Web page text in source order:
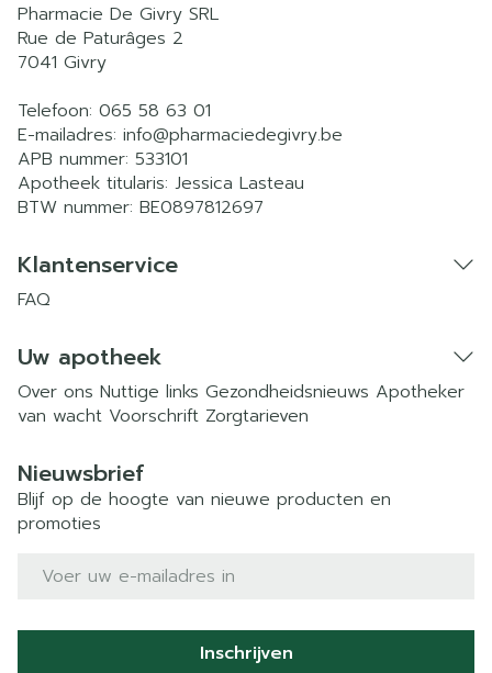
Pharmacie De Givry SRL
Rue de Paturâges 2
7041 Givry
Telefoon: 065 58 63 01
E-mailadres: info@pharmaciedegivry.be
APB nummer: 533101
Apotheek titularis: Jessica Lasteau
BTW nummer: BE0897812697
Klantenservice
FAQ
Uw apotheek
Over ons Nuttige links Gezondheidsnieuws Apotheker
van wacht Voorschrift Zorgtarieven
Nieuwsbrief
Blijf op de hoogte van nieuwe producten en
promoties
E-mail adres
Inschrijven